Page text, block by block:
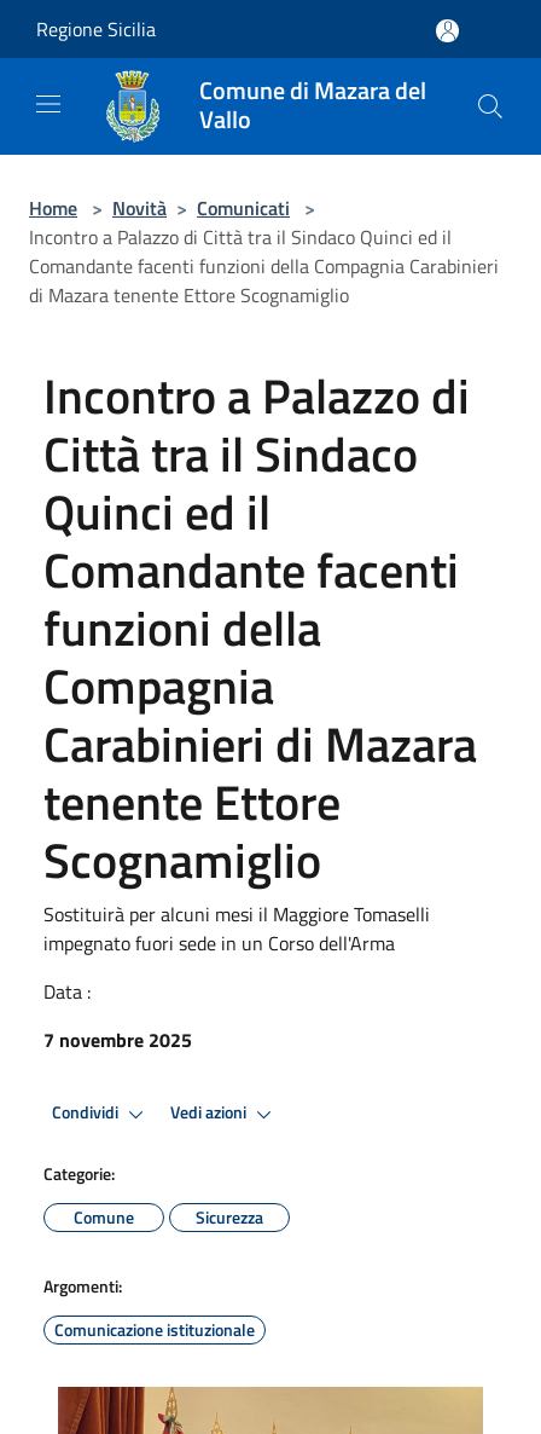
Regione Sicilia
Comune di Mazara del
Vallo
Home > Novità > Comunicati >
Incontro a Palazzo di Città tra il Sindaco Quinci ed il
Comandante facenti funzioni della Compagnia Carabinieri
di Mazara tenente Ettore Scognamiglio
Incontro a Palazzo di
Città tra il Sindaco
Quinci ed il
Comandante facenti
funzioni della
Compagnia
Carabinieri di Mazara
tenente Ettore
Scognamiglio
Sostituirà per alcuni mesi il Maggiore Tomaselli
impegnato fuori sede in un Corso dell'Arma
Data :
7 novembre 2025
Condividi Vedi azioni
Categorie:
Comune
Sicurezza
Argomenti:
Comunicazione istituzionale